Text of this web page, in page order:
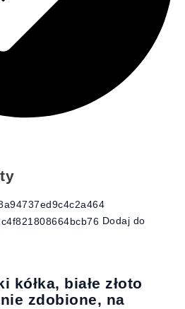
Dodaj do
kółka, białe złoto
zdobione, na